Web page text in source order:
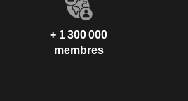
+ 1 300 000
membres